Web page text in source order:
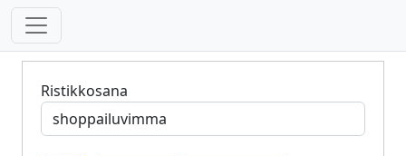
Ristikkosana